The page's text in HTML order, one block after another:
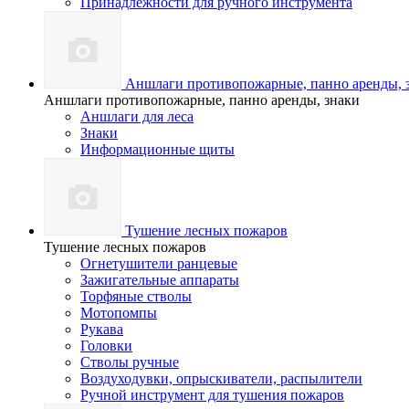
Аншлаги противопожарные, панно аренды,
Аншлаги противопожарные, панно аренды, знаки
Аншлаги для леса
Знаки
Информационные щиты
Тушение лесных пожаров
Тушение лесных пожаров
Огнетушители ранцевые
Зажигательные аппараты
Торфяные стволы
Мотопомпы
Рукава
Головки
Стволы ручные
Воздуходувки, опрыскиватели, распылители
Ручной инструмент для тушения пожаров